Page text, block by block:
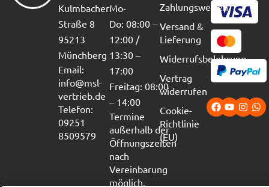
Kulmbacher
Straße 8
95213
Münchberg
Email:
info@msl-
vertrieb.de
Telefon:
09251
8509579
Mo-
Do: 08:00 –
12:00 /
13:30 –
17:00
Freitag: 08:00
– 14:00
Termine
außerhalb der
Öffnungszeiten
nach
Vereinbarung
möglich.
Zahlungsweisen
Versand &
Lieferung
Widerrufsbelehrung
Vertrag
widerrufen
Cookie-
Richtlinie
(EU)